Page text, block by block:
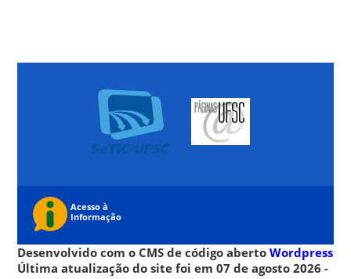
Desenvolvido com o CMS de código abertoWordpress
Última atualização do site foi em 07 de agosto 2026 -